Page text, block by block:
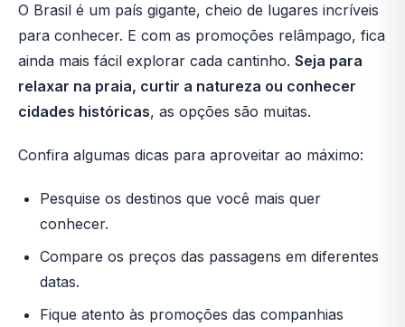
O Brasil é um país gigante, cheio de lugares incríveis
para conhecer. E com as promoções relâmpago, fica
ainda mais fácil explorar cada cantinho. Seja para
relaxar na praia, curtir a natureza ou conhecer
cidades históricas, as opções são muitas.
Confira algumas dicas para aproveitar ao máximo:
Pesquise os destinos que você mais quer
conhecer.
Compare os preços das passagens em diferentes
datas.
Fique atento às promoções das companhias